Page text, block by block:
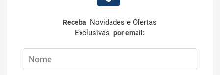
Receba Novidades e Ofertas
Exclusivaspor email: